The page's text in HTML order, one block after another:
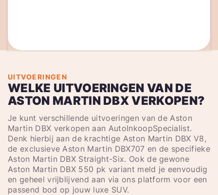
UITVOERINGEN
WELKE UITVOERINGEN VAN DE
ASTON MARTIN DBX VERKOPEN?
Je kunt verschillende uitvoeringen van de Aston
Martin DBX verkopen aan AutoInkoopSpecialist.
Denk hierbij aan de krachtige Aston Martin DBX V8,
de exclusieve Aston Martin DBX707 en de specifieke
Aston Martin DBX Straight-Six. Ook de gewone
Aston Martin DBX 550 pk variant meld je eenvoudig
en geheel vrijblijvend aan via ons platform voor een
passend bod op jouw luxe SUV.